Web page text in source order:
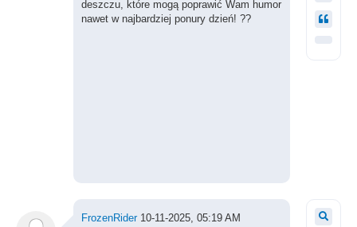
deszczu, które mogą poprawić Wam humor
nawet w najbardziej ponury dzień! ??️
FrozenRider10-11-2025, 05:19 AM